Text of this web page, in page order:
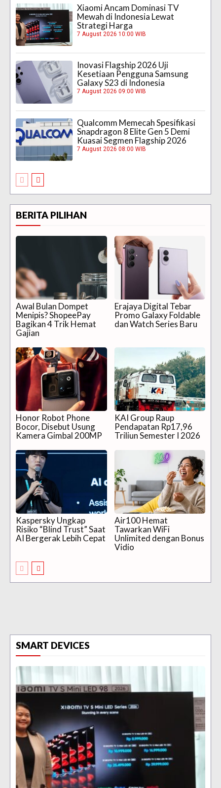
Xiaomi Ancam Dominasi TV
Mewah di Indonesia Lewat
Strategi Harga
7 August 2026 10:00 WIB
Inovasi Flagship 2026 Uji
Kesetiaan Pengguna Samsung
Galaxy S23 di Indonesia
7 August 2026 09:00 WIB
Qualcomm Memecah Spesifikasi
Snapdragon 8 Elite Gen 5 Demi
Kuasai Segmen Flagship 2026
7 August 2026 08:00 WIB
BERITA PILIHAN
Awal Bulan Dompet
Menipis? ShopeePay
Bagikan 4 Trik Hemat
Gajian
Erajaya Digital Tebar
Promo Galaxy Foldable
dan Watch Series Baru
Honor Robot Phone
Bocor, Disebut Usung
Kamera Gimbal 200MP
KAI Group Raup
Pendapatan Rp17,96
Triliun Semester I 2026
Kaspersky Ungkap
Risiko “Blind Trust” Saat
AI Bergerak Lebih Cepat
Air100 Hemat
Tawarkan WiFi
Unlimited dengan Bonus
Vidio
SMART DEVICES